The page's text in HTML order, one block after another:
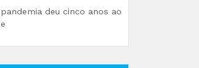
deu cinco anos ao